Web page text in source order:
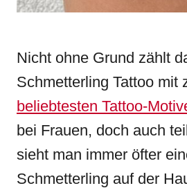
Nicht ohne Grund zählt
Schmetterling Tattoo mit
beliebtesten Tattoo-
bei Frauen, doch auch
sieht man immer öfter
Schmetterling auf der